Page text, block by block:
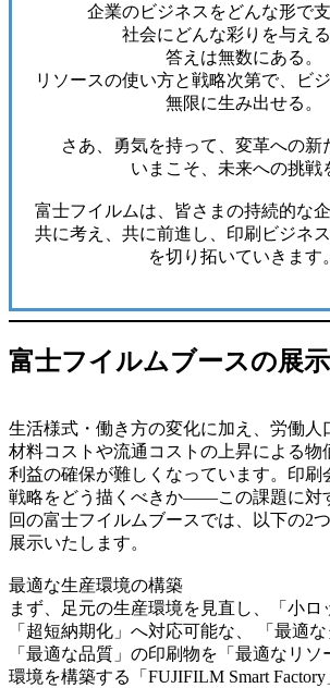
企業のビジネスをどんな形で支
社会にどんな彩りを与える
答えは無数にある。
リソースの使い方と戦略次第で、ビ
無限に生み出せる。
さあ、勇気を持って、変革への新
いまこそ、未来への挑戦
富士フイルムは、皆さまの持続的な
共に考え、共に前進し、印刷ビジネ
を切り拓いていきます。
富士フイルムブースの展
生活様式・働き方の変化に加え、労働人
材料コストや流通コストの上昇による物
利益の確保が難しくなっています。印刷
戦略をどう描くべきか――この課題に対
回の富士フイルムブースでは、以下の2
展示いたします。
最適な生産環境の構築
まず、足元の生産環境を見直し、「小ロ
「超短納期化」へ対応可能な、 「最適
「最適な品質」の印刷物を「最適なリ
環境を構築する「FUJIFILM Smart